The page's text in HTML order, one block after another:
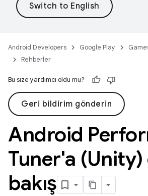
Android Developers Google Play
Rehberler
Bu size yardımcı oldu mu?
Geri bildirim gönderin
Android
Tuner'a (Unity)
bakış